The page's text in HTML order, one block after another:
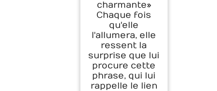
charmante»
Chaque fois
qu'elle
l'allumera, elle
ressent la
surprise que lui
procure cette
phrase, qui lui
rappelle le lien